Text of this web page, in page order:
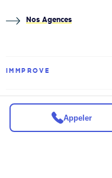
Appeler
Nos Agences
IMMPROVE
IMMOBILIER